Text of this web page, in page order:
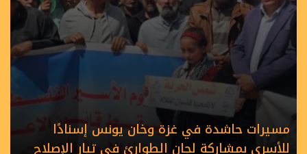
مسيرات حاشدة في غزة وخان يونس إسنادًا
للأسرى بمشاركة لجان الطوارئ في تيار الإصلاح